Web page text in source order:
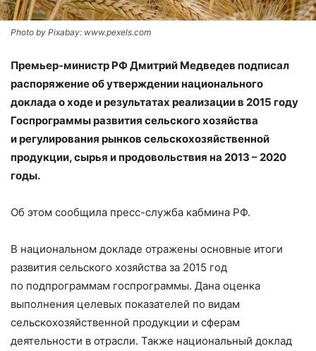
Photo by Pixabay: www.pexels.com
Премьер-министр РФ Дмитрий Медведев подписал
распоряжение об утверждении национального
доклада о ходе и результатах реализации в 2015 году
Госпрограммы развития сельского хозяйства
и регулирования рынков сельскохозяйственной
продукции, сырья и продовольствия на 2013 – 2020
годы.
Об этом сообщила пресс-служба кабмина РФ.
В национальном докладе отражены основные итоги
развития сельского хозяйства за 2015 год
по подпрограммам госпрограммы. Дана оценка
выполнения целевых показателей по видам
сельскохозяйственной продукции и сферам
деятельности в отрасли. Также национальный доклад